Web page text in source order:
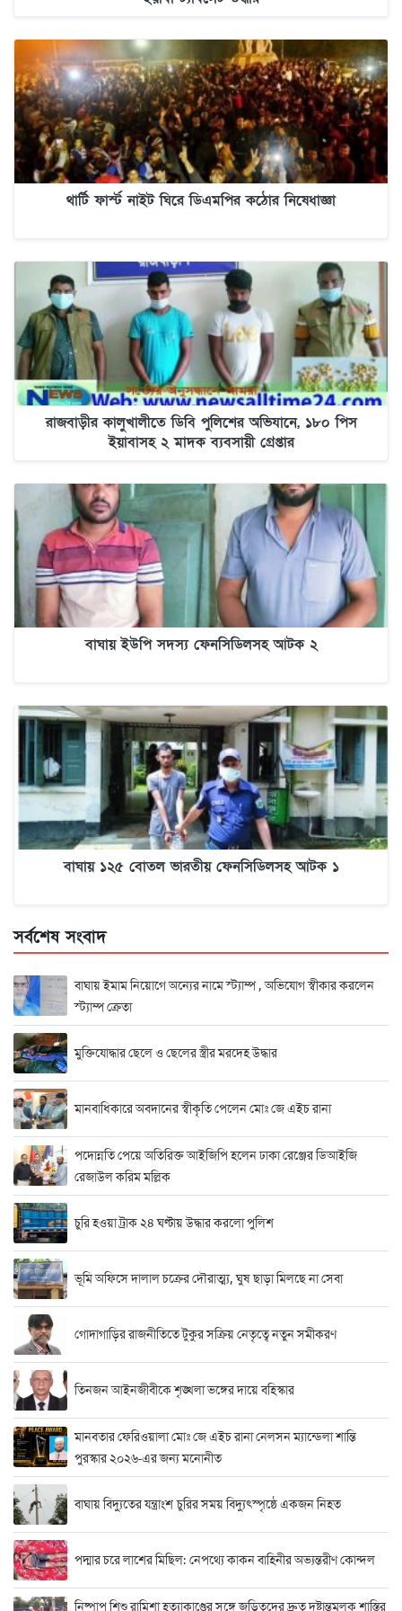
থার্টি ফার্স্ট নাইট ঘিরে ডিএমপির কঠোর নিষেধাজ্ঞা
রাজবাড়ীর কালুখালীতে ডিবি পুলিশের অভিযানে, ১৮০ পিস
ইয়াবাসহ ২ মাদক ব্যবসায়ী গ্রেপ্তার
বাঘায় ইউপি সদস্য ফেনসিডিলসহ আটক ২
বাঘায় ১২৫ বোতল ভারতীয় ফেনসিডিলসহ আটক ১
সর্বশেষ সংবাদ
বাঘায় ইমাম নিয়োগে অন্যের নামে স্ট্যাম্প , অভিযোগ স্বীকার করলেন
স্ট্যাম্প ক্রেতা
মুক্তিযোদ্ধার ছেলে ও ছেলের স্ত্রীর মরদেহ উদ্ধার
মানবাধিকারে অবদানের স্বীকৃতি পেলেন মোঃ জে এইচ রানা
পদোন্নতি পেয়ে অতিরিক্ত আইজিপি হলেন ঢাকা রেঞ্জের ডিআইজি
রেজাউল করিম মল্লিক
চুরি হওয়া ট্রাক ২৪ ঘণ্টায় উদ্ধার করলো পুলিশ
ভূমি অফিসে দালাল চক্রের দৌরাত্ম্য, ঘুষ ছাড়া মিলছে না সেবা
গোদাগাড়ির রাজনীতিতে টুকুর সক্রিয় নেতৃত্বে নতুন সমীকরণ
তিনজন আইনজীবীকে শৃঙ্খলা ভঙ্গের দায়ে বহিস্কার
মানবতার ফেরিওয়ালা মোঃ জে এইচ রানা নেলসন ম্যান্ডেলা শান্তি
পুরস্কার ২০২৬-এর জন্য মনোনীত
বাঘায় বিদ্যুতের যন্ত্রাংশ চুরির সময় বিদ্যুৎস্পৃষ্ঠে একজন নিহত
পদ্মার চরে লাশের মিছিল: নেপথ্যে কাকন বাহিনীর অভ্যন্তরীণ কোন্দল
নিষ্পাপ শিশু রামিশা হত্যাকাণ্ডের সঙ্গে জড়িতদের দ্রুত দৃষ্টান্তমূলক শাস্তির